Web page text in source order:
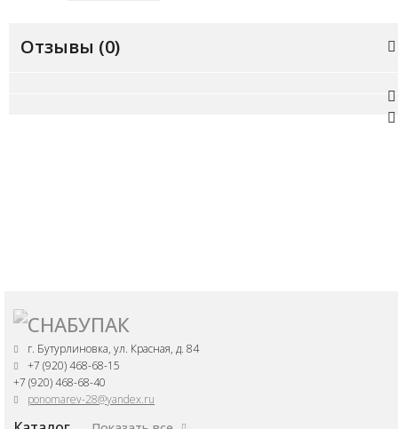
Отзывы (0)
г. Бутурлиновка, ул. Красная, д. 84
+7 (920) 468-68-15
+7 (920) 468-68-40
ponomarev-28@yandex.ru